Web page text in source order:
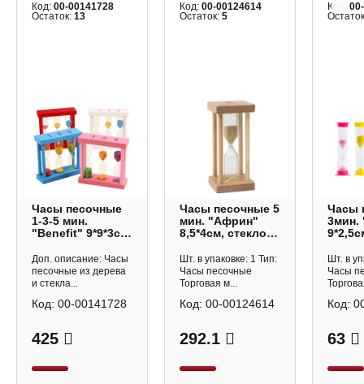
Код: 00-00141728
Остаток: 13
Часы песочные
1-3-5 мин.
"Benefit" 9*9*3см,
ассорти 9023204
deVENTE
Доп. описание: Часы
песочные из дерева
и стекла...
425
Код: 00-00141728
Код: 00-00124614
Остаток: 5
Часы песочные 5
мин. "Африн"
8,5*4см, стекло/
бежевый
1446283
Шт. в упаковке: 1 Тип:
Часы песочные
Торговая м...
292.1
Код: 00-00124614
Код:
Часы
3мин.
Шт. в
Часы
63
Код: